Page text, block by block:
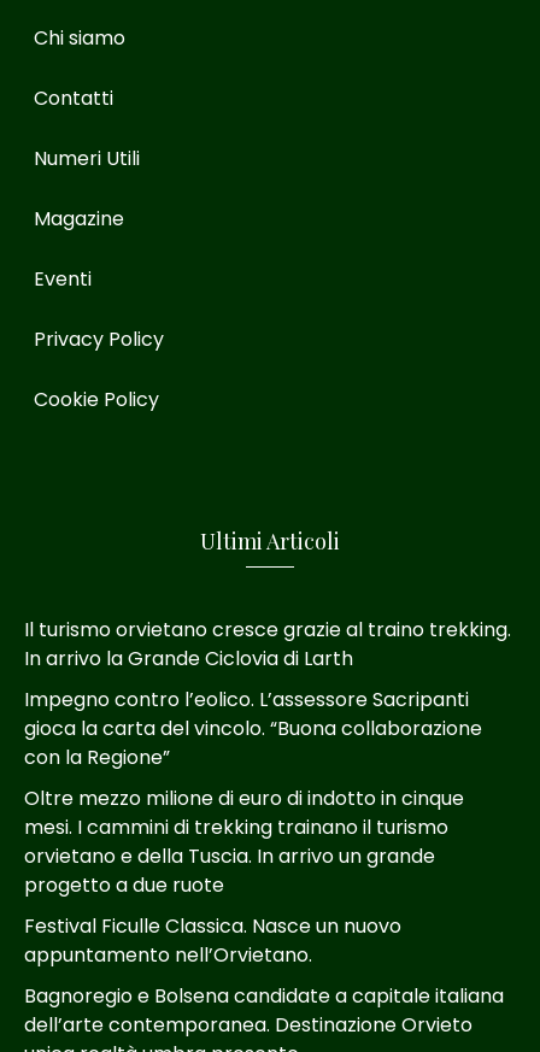
Chi siamo
Contatti
Numeri Utili
Magazine
Eventi
Privacy Policy
Cookie Policy
Ultimi Articoli
Il turismo orvietano cresce grazie al traino trekking.
In arrivo la Grande Ciclovia di Larth
Impegno contro l’eolico. L’assessore Sacripanti
gioca la carta del vincolo. “Buona collaborazione
con la Regione”
Oltre mezzo milione di euro di indotto in cinque
mesi. I cammini di trekking trainano il turismo
orvietano e della Tuscia. In arrivo un grande
progetto a due ruote
Festival Ficulle Classica. Nasce un nuovo
appuntamento nell’Orvietano.
Bagnoregio e Bolsena candidate a capitale italiana
dell’arte contemporanea. Destinazione Orvieto